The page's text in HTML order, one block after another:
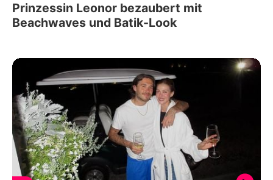
Prinzessin Leonor bezaubert mit
Beachwaves und Batik-Look